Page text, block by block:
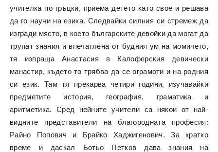
учителка по гръцки, приема детето като свое и решава
да го научи на езика. Следвайки силния си стремеж да
изгради място, в което българските девойки да могат да
трупат знания и впечатлена от будния ум на момичето,
тя изпраща Анастасия в Калоферския девически
манастир, където то трябва да се ограмоти и на родния
си език. Там тя прекарва четири години, изучавайки
предметите история, география, граматика и
аритметика. Сред нейните учители са някои от най-
видните представители на благородната професия:
Райно Попович и Брайко Хаджигенович. За кратко
време и даскал Ботьо Петков дава знания на